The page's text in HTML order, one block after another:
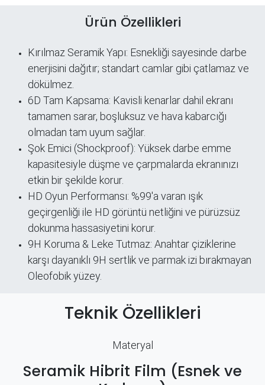
Ürün Özellikleri
Kırılmaz Seramik Yapı: Esnekliği sayesinde darbe
enerjisini dağıtır; standart camlar gibi çatlamaz ve
dökülmez.
6D Tam Kapsama: Kavisli kenarlar dahil ekranı
tamamen sarar, boşluksuz ve hava kabarcığı
olmadan tam uyum sağlar.
Şok Emici (Shockproof): Yüksek darbe emme
kapasitesiyle düşme ve çarpmalarda ekranınızı
etkin bir şekilde korur.
​HD Oyun Performansı: %99'a varan ışık
geçirgenliği ile HD görüntü netliğini ve pürüzsüz
dokunma hassasiyetini korur.
9H Koruma & Leke Tutmaz: Anahtar çiziklerine
karşı dayanıklı 9H sertlik ve parmak izi bırakmayan
Oleofobik yüzey.
Teknik Özellikleri
Materyal
Seramik Hibrit Film (Esnek ve